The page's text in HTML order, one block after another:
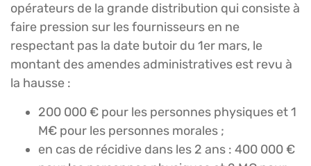
opérateurs de la grande distribution qui consiste à
faire pression sur les fournisseurs en ne
respectant pas la date butoir du 1er mars, le
montant des amendes administratives est revu à
la hausse :
200 000 € pour les personnes physiques et 1
M€ pour les personnes morales ;
en cas de récidive dans les 2 ans : 400 000 €